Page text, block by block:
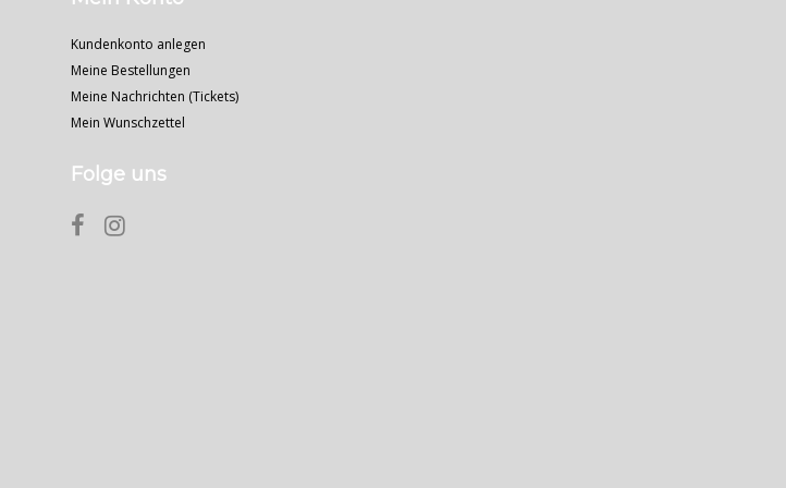
Kundenkonto anlegen
Meine Bestellungen
Meine Nachrichten (Tickets)
Mein Wunschzettel
Folge uns